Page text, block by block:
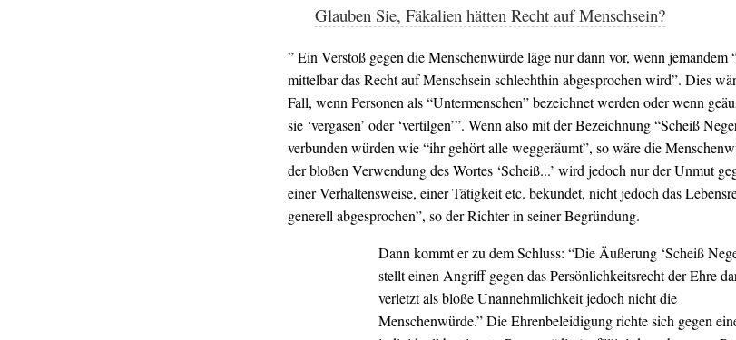
Glauben Sie, Fäkalien hätten Recht auf Menschsein?
” Ein Verstoß gegen die Menschenwürde läge nur dann vor, wenn jemandem
mittelbar das Recht auf Menschsein schlechthin abgesprochen wird”. Dies
Fall, wenn Personen als “Untermenschen” bezeichnet werden oder wenn
sie ‘vergasen’ oder ‘vertilgen’”. Wenn also mit der Bezeichnung “Scheiß
verbunden würden wie “ihr gehört alle weggeräumt”, so wäre die
der bloßen Verwendung des Wortes ‘Scheiß...’ wird jedoch nur der Unmut
einer Verhaltensweise, einer Tätigkeit etc. bekundet, nicht jedoch das
generell abgesprochen”, so der Richter in seiner Begründung.
Dann kommt er zu dem Schluss: “Die Äußerung ‘Scheiß
stellt einen Angriff gegen das Persönlichkeitsrecht der Ehre
verletzt als bloße Unannehmlichkeit jedoch nicht die
Menschenwürde.” Die Ehrenbeleidigung richte sich gegen